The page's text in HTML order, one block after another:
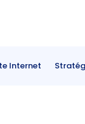
Internet